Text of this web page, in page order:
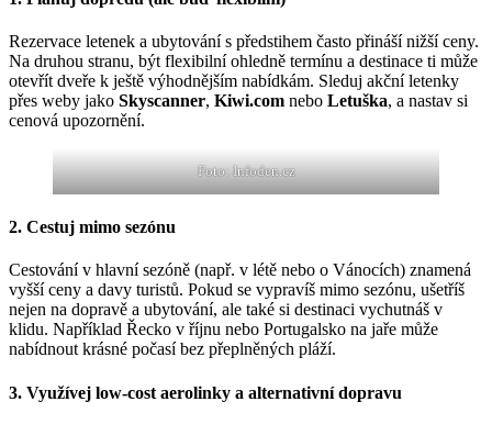
Rezervace letenek a ubytování s předstihem často přináší nižší ceny.
Na druhou stranu, být flexibilní ohledně termínu a destinace ti může
otevřít dveře k ještě výhodnějším nabídkám. Sleduj akční letenky
přes weby jako Skyscanner, Kiwi.com nebo Letuška, a nastav si
cenová upozornění.
Foto: Infoden.cz
2. Cestuj mimo sezónu
Cestování v hlavní sezóně (např. v létě nebo o Vánocích) znamená
vyšší ceny a davy turistů. Pokud se vypravíš mimo sezónu, ušetříš
nejen na dopravě a ubytování, ale také si destinaci vychutnáš v
klidu. Například Řecko v říjnu nebo Portugalsko na jaře může
nabídnout krásné počasí bez přeplněných pláží.
3. Využívej low-cost aerolinky a alternativní dopravu